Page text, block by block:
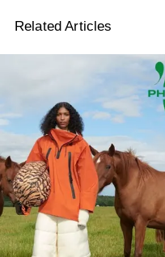
Related Articles